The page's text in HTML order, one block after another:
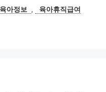
육아정보 ,
육아휴직급여